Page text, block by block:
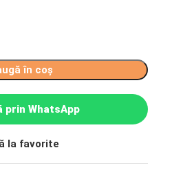
în coș
prin WhatsApp
la favorite